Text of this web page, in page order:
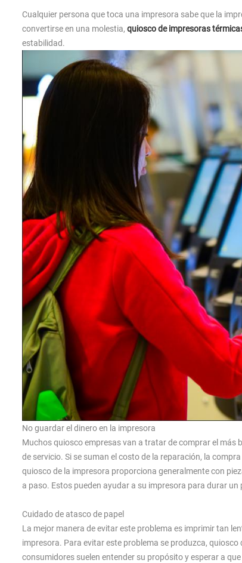
Cualquier persona que toca una impresora sabe que la
convertirse en una molestia, quiosco de impresoras
estabilidad.
No guardar el dinero en la impresora
Muchos quiosco empresas van a tratar de comprar el más
de servicio. Si se suman el costo de la reparación, la
quiosco de la impresora proporciona generalmente con
a paso. Estos pueden ayudar a su impresora para durar
Cuidado de atasco de papel
La mejor manera de evitar este problema es imprimir tan
impresora. Para evitar este problema se produzca,
consumidores suelen entender su propósito y esperar a